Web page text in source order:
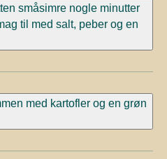
småsimre nogle minutter
til med salt, peber og en
med kartofler og en grøn